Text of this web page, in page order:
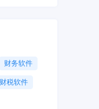
财务软件
税软件